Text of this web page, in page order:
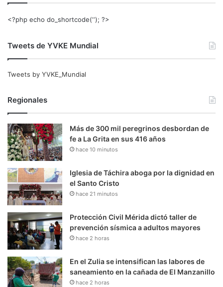
<?php echo do_shortcode(‘‘); ?>
Tweets de YVKE Mundial
Tweets by YVKE_Mundial
Regionales
Más de 300 mil peregrinos desbordan de
fe a La Grita en sus 416 años
hace 10 minutos
Iglesia de Táchira aboga por la dignidad en
el Santo Cristo
hace 21 minutos
Protección Civil Mérida dictó taller de
prevención sísmica a adultos mayores
hace 2 horas
En el Zulia se intensifican las labores de
saneamiento en la cañada de El Manzanillo
hace 2 horas